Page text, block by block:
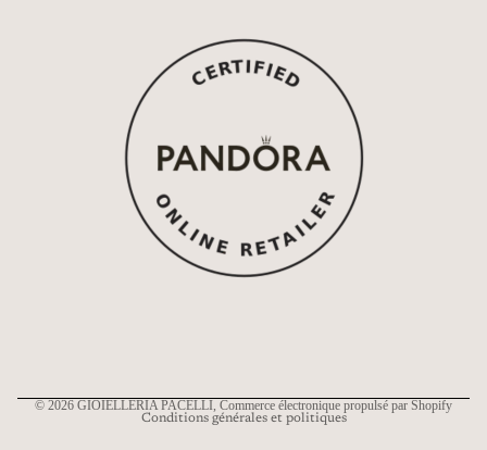
© 2026 GIOIELLERIA PACELLI , Commerce électronique propulsé par Shopify
Conditions générales et politiques
Politique de remboursement